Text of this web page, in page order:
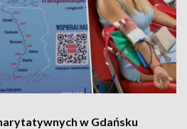
w Gdańsku